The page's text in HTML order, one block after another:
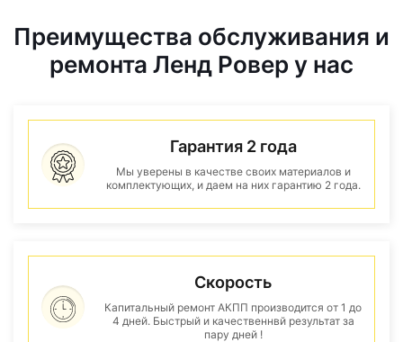
Преимущества обслуживания и
ремонта Ленд Ровер у нас
Гарантия 2 года
Мы уверены в качестве своих материалов и
комплектующих, и даем на них гарантию 2 года.
Скорость
Капитальный ремонт АКПП производится от 1 до
4 дней. Быстрый и качественнвй результат за
пару дней !